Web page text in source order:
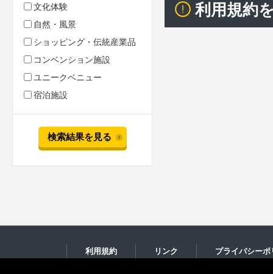
文化体験
自然・風景
ショッピング・伝統産業品
コンベンション施設
ユニークベニュー
宿泊施設
検索結果を見る
利用規約
利用規約 リンク プライバシーポ